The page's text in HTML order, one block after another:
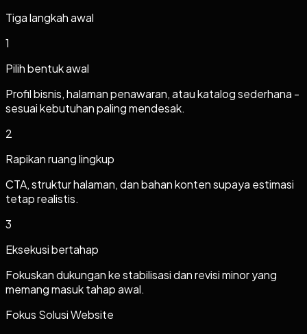
Tiga langkah awal
1
Pilih bentuk awal
Profil bisnis, halaman penawaran, atau katalog sederhana -
sesuai kebutuhan paling mendesak.
2
Rapikan ruang lingkup
CTA, struktur halaman, dan bahan konten supaya estimasi
tetap realistis.
3
Eksekusi bertahap
Fokuskan dukungan ke stabilisasi dan revisi minor yang
memang masuk tahap awal.
Fokus Solusi Website